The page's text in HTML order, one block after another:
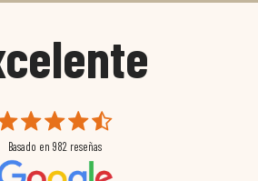
Basado en 982 reseñas